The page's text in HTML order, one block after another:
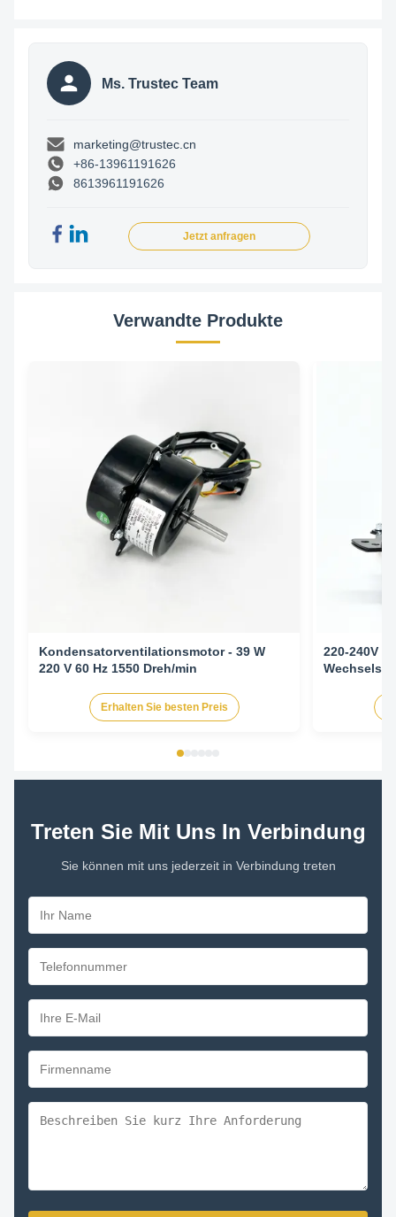
Ms. Trustec Team
marketing@trustec.cn
+86-13961191626
8613961191626
Jetzt anfragen
Verwandte Produkte
Kondensatorventilationsmotor - 39 W
220 V 60 Hz 1550 Dreh/min
Erhalten Sie besten Preis
220-240V
Treten Sie Mit Uns In Verbindung
Sie können mit uns jederzeit in Verbindung treten